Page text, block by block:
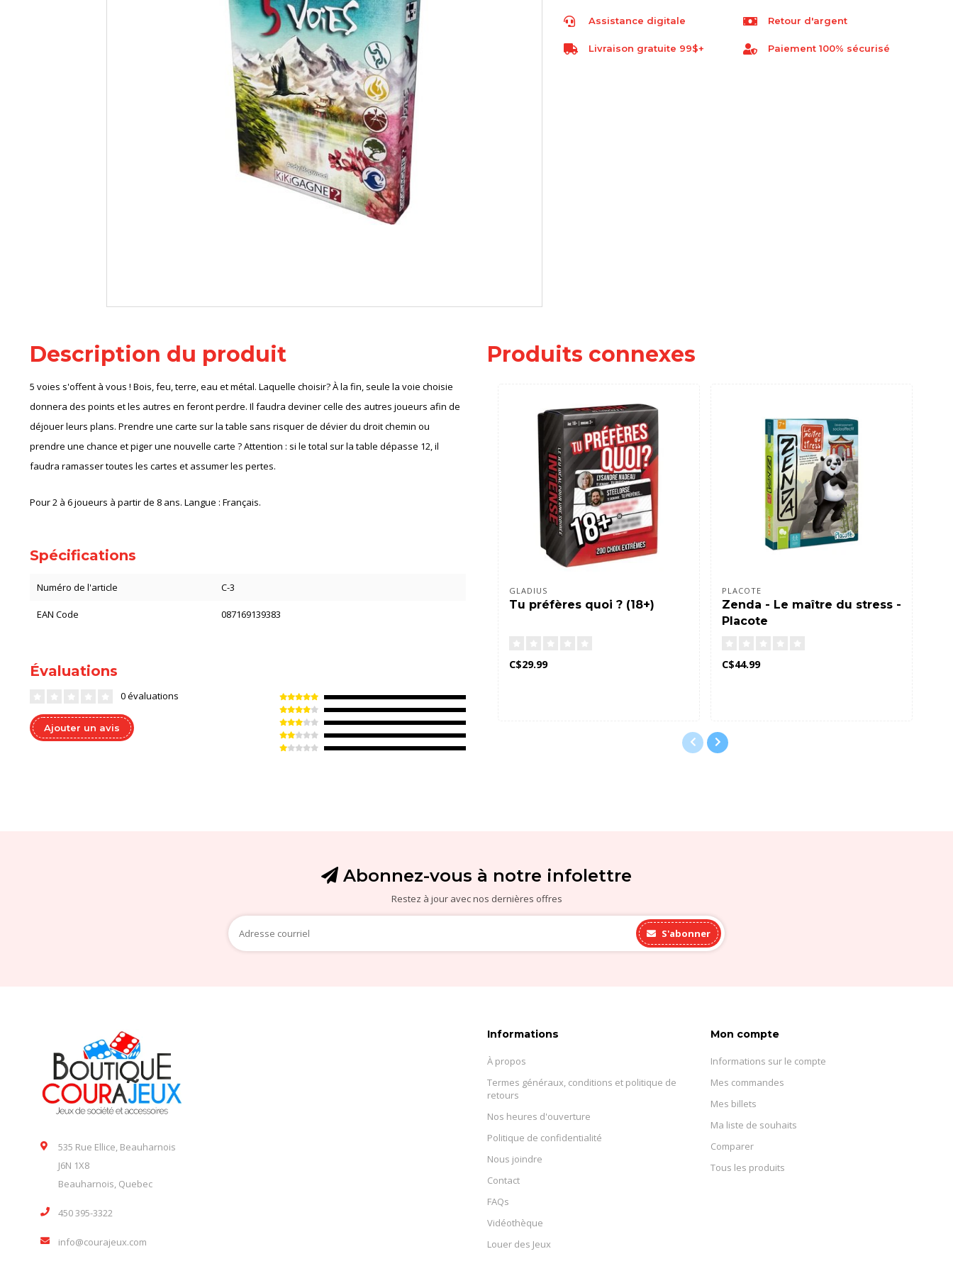
Assistance digitale Retour d'argent
Livraison gratuite 99$+ Paiement 100% sécurisé
Description du produit
5 voies s'offent à vous ! Bois, feu, terre, eau et métal. Laquelle choisir? À la fin, seule la voie choisie
donnera des points et les autres en feront perdre. Il faudra deviner celle des autres joueurs afin de
déjouer leurs plans. Prendre une carte sur la table sans risquer de dévier du droit chemin ou
prendre une chance et piger une nouvelle carte ? Attention : si le total sur la table dépasse 12, il
faudra ramasser toutes les cartes et assumer les pertes.
Pour 2 à 6 joueurs à partir de 8 ans. Langue : Français.
Spécifications
Numéro de l'article C-3
EAN Code 087169139383
Évaluations
0 évaluations
Ajouter un avis
Produits connexes
GLADIUS
Tu préfères quoi ? (18+)
C$29.99
PLACOTE
Zenda - Le maître du stress -
Placote
C$44.99
Abonnez-vous à notre infolettre
Restez à jour avec nos dernières offres
S'abonner
535 Rue Ellice, Beauharnois
J6N 1X8
Beauharnois, Quebec
450 395-3322
info@courajeux.com
Informations
À propos
Termes généraux, conditions et politique de
retours
Nos heures d'ouverture
Politique de confidentialité
Nous joindre
Contact
FAQs
Vidéothèque
Louer des Jeux
Mon compte
Informations sur le compte
Mes commandes
Mes billets
Ma liste de souhaits
Comparer
Tous les produits